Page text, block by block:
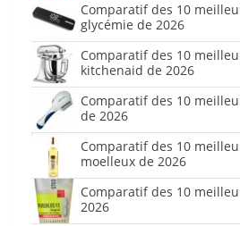
Comparatif des 10
glycémie de 2026
Comparatif des 10
kitchenaid de 2026
Comparatif des 10
de 2026
Comparatif des 10
moelleux de 2026
Comparatif des 10
2026